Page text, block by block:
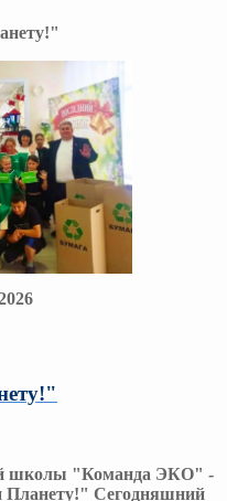
школы "Команда ЭКО" -
Планету!" Сегодняшний